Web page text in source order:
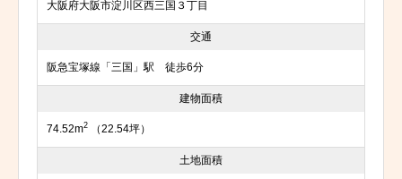
大阪府大阪市淀川区西三国３丁目
交通
阪急宝塚線「三国」駅 徒歩6分
建物面積
74.52m2 （22.54坪）
土地面積